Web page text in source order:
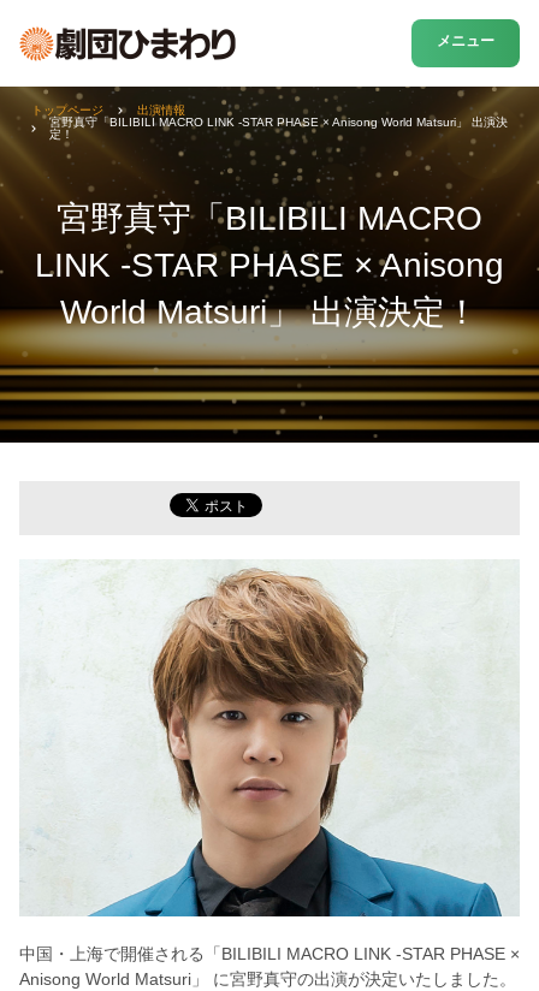
メニュー
宮野真守「BILIBILI MACRO
LINK -STAR PHASE × Anisong
World Matsuri」 出演決定！
トップページ
出演情報
宮野真守「BILIBILI MACRO LINK -STAR PHASE × Anisong World Matsuri」 出演決
定！
中国・上海で開催される「BILIBILI MACRO LINK -STAR PHASE ×
Anisong World Matsuri」 に宮野真守の出演が決定いたしました。